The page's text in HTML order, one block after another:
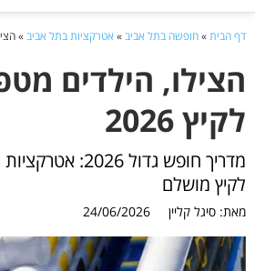
דף הבית»חופשה בתל אביב» אטרקציות בתל אביב»
הצילו, הילדים
לקיץ 2026
מדריך חופש
לקיץ מושלם
מאת: סיגל קליין 24/06/2026